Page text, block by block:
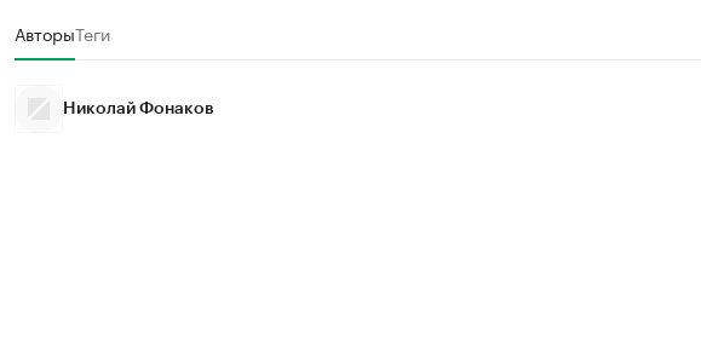
АвторыТеги
Николай Фонаков